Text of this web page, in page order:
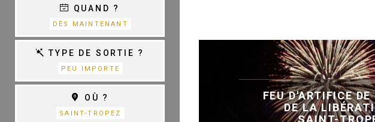
QUAND ?
DÈS MAINTENANT
TYPE DE SORTIE ?
PEU IMPORTE
OÙ ?
SAINT-TROPEZ
CHANSON &
FEU D'ARTIFICE
DE LA
SAINT-